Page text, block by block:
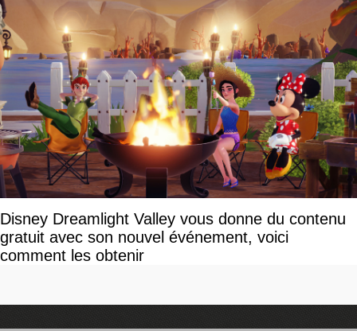
Disney Dreamlight Valley vous donne du contenu
gratuit avec son nouvel événement, voici
comment les obtenir